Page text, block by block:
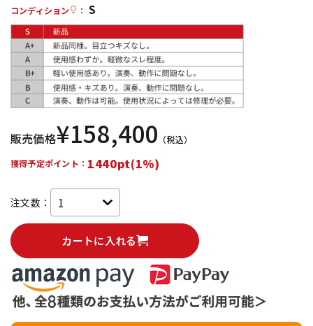
中古 ヴィンテージ
コンディション
： S
販売価格¥158,400 （税込）
獲得予定ポイント： 1440pt(1%)
注文数：
カートに入れる